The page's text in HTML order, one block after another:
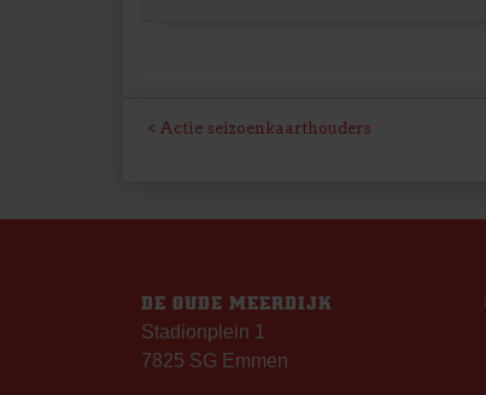
BERICHT
Actie seizoenkaarthouders
DE OUDE MEERDIJK
Stadionplein 1
7825 SG Emmen